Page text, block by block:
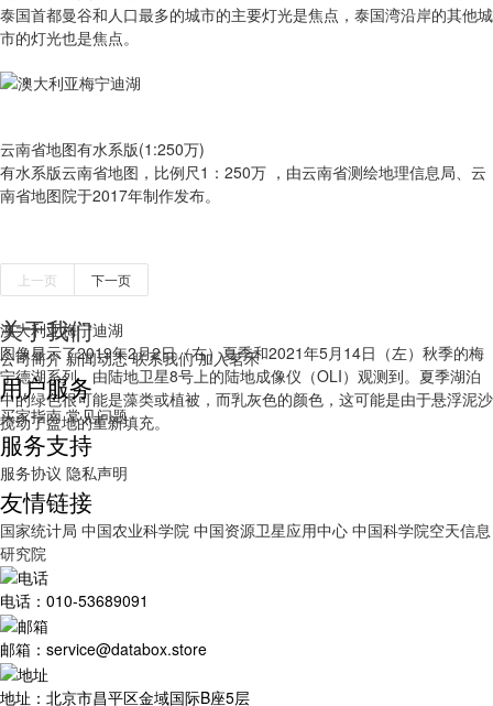
泰国首都曼谷和人口最多的城市的主要灯光是焦点，泰国湾沿岸的其他城
市的灯光也是焦点。
云南省地图有水系版(1:250万)
有​水系版云南省地图，比例尺1：250万 ，由云南省测绘地理信息局、云
南省地图院于2017年制作发布。
澳大利亚梅宁迪湖
图像显示了2019年2月2日（右）夏季和2021年5月14日（左）秋季的梅
宁德湖系列，由陆地卫星8号上的陆地成像仪（OLI）观测到。夏季湖泊
中的绿色很可能是藻类或植被，而乳灰色的颜色，这可能是由于悬浮泥沙
搅动了盆地的重新填充。
上一页 下一页
关于我们
公司简介 新闻动态 联系我们 加入茗禾
用户服务
买家指南 常见问题
服务支持
服务协议 隐私声明
友情链接
国家统计局 中国农业科学院 中国资源卫星应用中心 中国科学院空天信息
研究院
电话：010-53689091
邮箱：service@databox.store
地址：北京市昌平区金域国际B座5层